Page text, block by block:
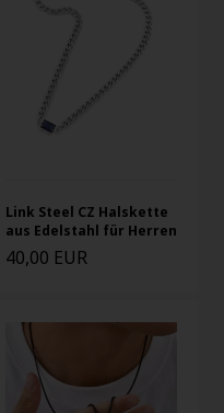
Link Steel CZ Halskette
aus Edelstahl für Herren
40,00 EUR